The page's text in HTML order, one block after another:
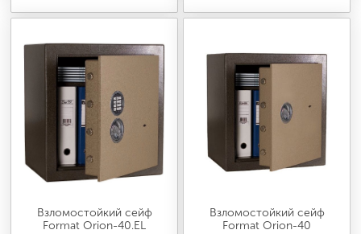
Взломостойкий сейф
Format Orion-40.EL
Взломостойкий сейф
Format Orion-40